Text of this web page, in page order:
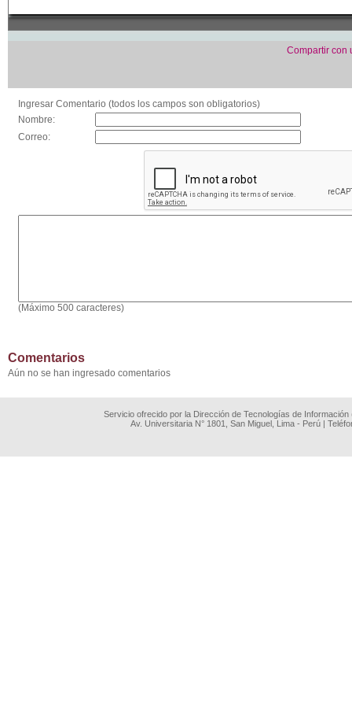
Compartir con
Ingresar Comentario (todos los campos son obligatorios)
Nombre:
Correo:
(Máximo 500 caracteres)
Comentarios
Aún no se han ingresado comentarios
Servicio ofrecido por la Dirección de Tecnologías de
Av. Universitaria N° 1801, San Miguel, Lima - Perú |